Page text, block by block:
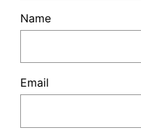
Name
Email